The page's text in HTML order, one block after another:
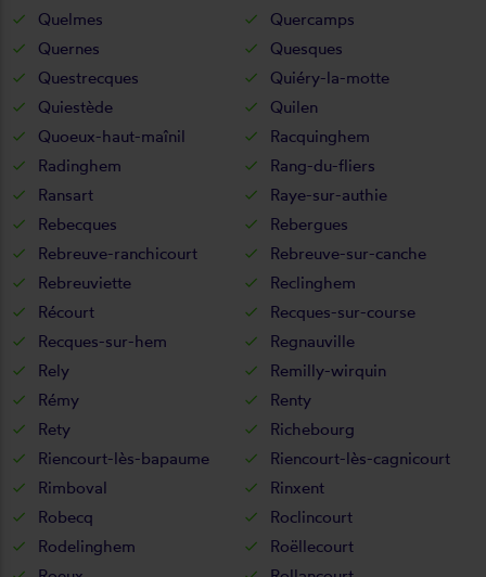
Quelmes
Quercamps
Quernes
Quesques
Questrecques
Quiéry-la-motte
Quiestède
Quilen
Quoeux-haut-maînil
Racquinghem
Radinghem
Rang-du-fliers
Ransart
Raye-sur-authie
Rebecques
Rebergues
Rebreuve-ranchicourt
Rebreuve-sur-canche
Rebreuviette
Reclinghem
Récourt
Recques-sur-course
Recques-sur-hem
Regnauville
Rely
Remilly-wirquin
Rémy
Renty
Rety
Richebourg
Riencourt-lès-bapaume
Riencourt-lès-cagnicourt
Rimboval
Rinxent
Robecq
Roclincourt
Rodelinghem
Roëllecourt